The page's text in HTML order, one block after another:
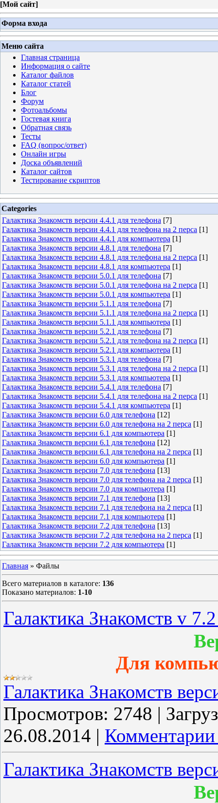
[Мой сайт]
Форма входа
Меню сайта
Главная страница
Информация о сайте
Каталог файлов
Каталог статей
Блог
Форум
Фотоальбомы
Гостевая книга
Обратная связь
Тесты
FAQ (вопрос/ответ)
Онлайн игры
Доска объявлений
Каталог сайтов
Тестирование скриптов
Categories
Галактика Знакомств версии 4.4.1 для телефона [7]
Галактика Знакомств версии 4.4.1 для телефона на 2 перса [1]
Галактика Знакомств версии 4.4.1 для компьютера [1]
Галактика Знакомств версии 4.8.1 для телефона [7]
Галактика Знакомств версии 4.8.1 для телефона на 2 перса [1]
Галактика Знакомств версии 4.8.1 для компьютера [1]
Галактика Знакомств версии 5.0.1 для телефона [7]
Галактика Знакомств версии 5.0.1 для телефона на 2 перса [1]
Галактика Знакомств версии 5.0.1 для компьютера [1]
Галактика Знакомств версии 5.1.1 для телефона [7]
Галактика Знакомств версии 5.1.1 для телефона на 2 перса [1]
Галактика Знакомств версии 5.1.1 для компьютера [1]
Галактика Знакомств версии 5.2.1 для телефона [7]
Галактика Знакомств версии 5.2.1 для телефона на 2 перса [1]
Галактика Знакомств версии 5.2.1 для компьютера [1]
Галактика Знакомств версии 5.3.1 для телефона [7]
Галактика Знакомств версии 5.3.1 для телефона на 2 перса [1]
Галактика Знакомств версии 5.3.1 для компьютера [1]
Галактика Знакомств версии 5.4.1 для телефона [7]
Галактика Знакомств версии 5.4.1 для телефона на 2 перса [1]
Галактика Знакомств версии 5.4.1 для компьютера [1]
Галактика Знакомств версии 6.0 для телефона [12]
Галактика Знакомств версии 6.0 для телефона на 2 перса [1]
Галактика Знакомств версии 6.1 для компьютера [1]
Галактика Знакомств версии 6.1 для телефона [12]
Галактика Знакомств версии 6.1 для телефона на 2 перса [1]
Галактика Знакомств версии 6.0 для компьютера [1]
Галактика Знакомств версии 7.0 для телефона [13]
Галактика Знакомств версии 7.0 для телефона на 2 перса [1]
Галактика Знакомств версии 7.0 для компьютера [1]
Галактика Знакомств версии 7.1 для телефона [13]
Галактика Знакомств версии 7.1 для телефона на 2 перса [1]
Галактика Знакомств версии 7.1 для компьютера [1]
Галактика Знакомств версии 7.2 для телефона [13]
Галактика Знакомств версии 7.2 для телефона на 2 перса [1]
Галактика Знакомств версии 7.2 для компьютера [1]
Главная » Файлы
Всего материалов в каталоге: 136
Показано материалов: 1-10
Галактика Знакомств v
Для
Галактика Знакомств
Просмотров: 2748 |
26.08.2014 |
Галактика Знакомств